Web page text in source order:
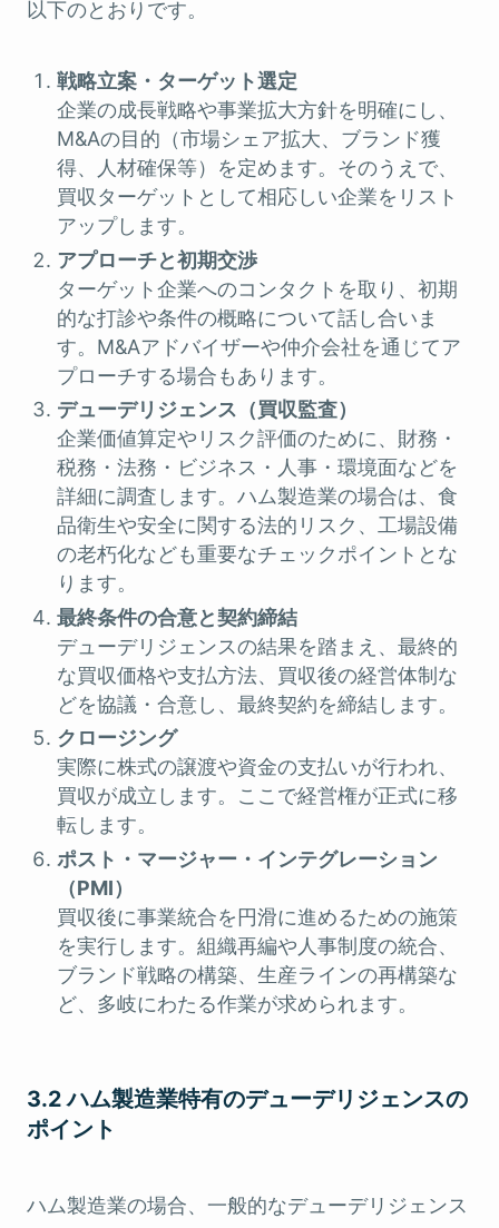
以下のとおりです。
戦略立案・ターゲット選定
企業の成長戦略や事業拡大方針を明確にし、
M&Aの目的（市場シェア拡大、ブランド獲
得、人材確保等）を定めます。そのうえで、
買収ターゲットとして相応しい企業をリスト
アップします。
アプローチと初期交渉
ターゲット企業へのコンタクトを取り、初期
的な打診や条件の概略について話し合いま
す。M&Aアドバイザーや仲介会社を通じてア
プローチする場合もあります。
デューデリジェンス（買収監査）
企業価値算定やリスク評価のために、財務・
税務・法務・ビジネス・人事・環境面などを
詳細に調査します。ハム製造業の場合は、食
品衛生や安全に関する法的リスク、工場設備
の老朽化なども重要なチェックポイントとな
ります。
最終条件の合意と契約締結
デューデリジェンスの結果を踏まえ、最終的
な買収価格や支払方法、買収後の経営体制な
どを協議・合意し、最終契約を締結します。
クロージング
実際に株式の譲渡や資金の支払いが行われ、
買収が成立します。ここで経営権が正式に移
転します。
ポスト・マージャー・インテグレーション
（PMI）
買収後に事業統合を円滑に進めるための施策
を実行します。組織再編や人事制度の統合、
ブランド戦略の構築、生産ラインの再構築な
ど、多岐にわたる作業が求められます。
3.2 ハム製造業特有のデューデリジェンスの
ポイント
ハム製造業の場合、一般的なデューデリジェンス